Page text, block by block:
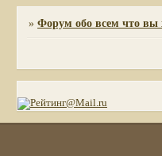
»Форум обо всем что вы